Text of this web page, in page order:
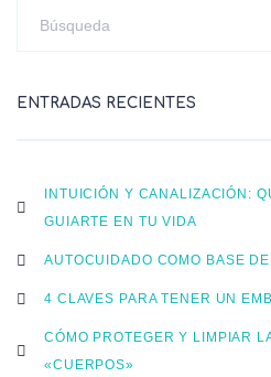
ENTRADAS RECIENTES
INTUICIÓN Y CANALIZACIÓN:
GUIARTE EN TU VIDA
AUTOCUIDADO COMO BASE
4 CLAVES PARA TENER UN
CÓMO PROTEGER Y LIMPIAR
«CUERPOS»